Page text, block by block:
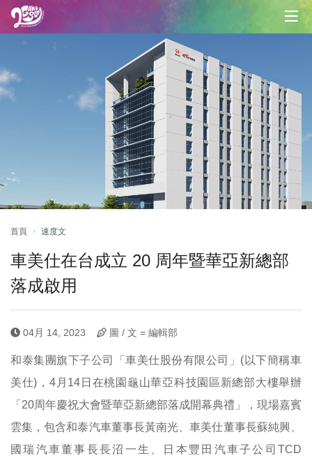
首頁 速度文
車美仕在台成立 20 周年暨華亞新總部
落成啟用
04月 14, 2023 圖 / 文 = 編輯部
和泰集團旗下子公司「車美仕股份有限公司」(以下簡稱車
美仕)，4月14日在桃園龜山華亞科技園區新總部大樓舉辦
「20周年慶祝大會暨華亞新總部落成開幕典禮」，現場嘉賓
雲集，包含和泰汽車董事長黃南光、車美仕董事長蘇純興、
國瑞汽車董事長長沼一生、日本豐田汽車子公司TCD